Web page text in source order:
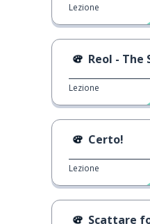
Lezione
Reol - The
Lezione
Certo!
Lezione
Scattare